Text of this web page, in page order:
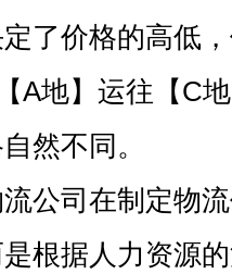
了价格的高低
A地】运往【C
然不同。
公司在制定物
根据人力资源